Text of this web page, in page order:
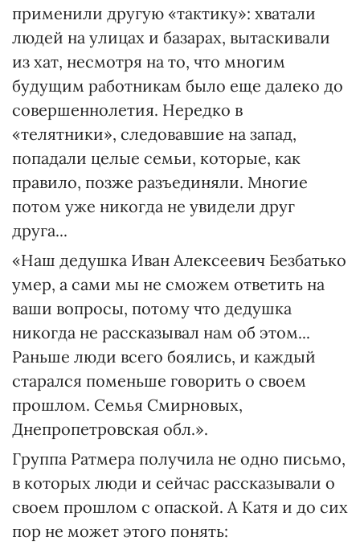
применили другую «тактику»: хватали
людей на улицах и базарах, вытаскивали
из хат, несмотря на то, что многим
будущим работникам было еще далеко до
совершеннолетия. Нередко в
«телятники», следовавшие на запад,
попадали целые семьи, которые, как
правило, позже разъединяли. Многие
потом уже никогда не увидели друг
друга...
«Наш дедушка Иван Алексеевич Безбатько
умер, а сами мы не сможем ответить на
ваши вопросы, потому что дедушка
никогда не рассказывал нам об этом...
Раньше люди всего боялись, и каждый
старался поменьше говорить о своем
прошлом. Семья Смирновых,
Днепропетровская обл.».
Группа Ратмера получила не одно письмо,
в которых люди и сейчас рассказывали о
своем прошлом с опаской. А Катя и до сих
пор не может этого понять: